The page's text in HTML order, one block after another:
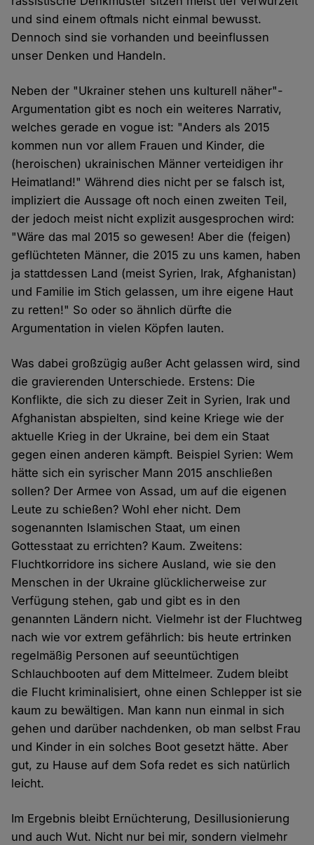
und sind einem oftmals nicht einmal bewusst.
Dennoch sind sie vorhanden und beeinflussen
unser Denken und Handeln.
Neben der "Ukrainer stehen uns kulturell näher"-
Argumentation gibt es noch ein weiteres Narrativ,
welches gerade en vogue ist: "Anders als 2015
kommen nun vor allem Frauen und Kinder, die
(heroischen) ukrainischen Männer verteidigen ihr
Heimatland!" Während dies nicht per se falsch ist,
impliziert die Aussage oft noch einen zweiten Teil,
der jedoch meist nicht explizit ausgesprochen wird:
"Wäre das mal 2015 so gewesen! Aber die (feigen)
geflüchteten Männer, die 2015 zu uns kamen, haben
ja stattdessen Land (meist Syrien, Irak, Afghanistan)
und Familie im Stich gelassen, um ihre eigene Haut
zu retten!" So oder so ähnlich dürfte die
Argumentation in vielen Köpfen lauten.
Was dabei großzügig außer Acht gelassen wird, sind
die gravierenden Unterschiede. Erstens: Die
Konflikte, die sich zu dieser Zeit in Syrien, Irak und
Afghanistan abspielten, sind keine Kriege wie der
aktuelle Krieg in der Ukraine, bei dem ein Staat
gegen einen anderen kämpft. Beispiel Syrien: Wem
hätte sich ein syrischer Mann 2015 anschließen
sollen? Der Armee von Assad, um auf die eigenen
Leute zu schießen? Wohl eher nicht. Dem
sogenannten Islamischen Staat, um einen
Gottesstaat zu errichten? Kaum. Zweitens:
Fluchtkorridore ins sichere Ausland, wie sie den
Menschen in der Ukraine glücklicherweise zur
Verfügung stehen, gab und gibt es in den
genannten Ländern nicht. Vielmehr ist der Fluchtweg
nach wie vor extrem gefährlich: bis heute ertrinken
regelmäßig Personen auf seeuntüchtigen
Schlauchbooten auf dem Mittelmeer. Zudem bleibt
die Flucht kriminalisiert, ohne einen Schlepper ist sie
kaum zu bewältigen. Man kann nun einmal in sich
gehen und darüber nachdenken, ob man selbst Frau
und Kinder in ein solches Boot gesetzt hätte. Aber
gut, zu Hause auf dem Sofa redet es sich natürlich
leicht.
Im Ergebnis bleibt Ernüchterung, Desillusionierung
und auch Wut. Nicht nur bei mir, sondern vielmehr